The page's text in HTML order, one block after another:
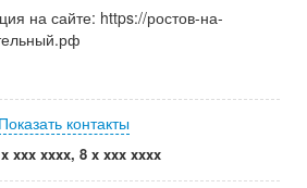
на сайте: https://ростов-на-
Показать контакты
xxx xxxx, 8 x xxx xxxx